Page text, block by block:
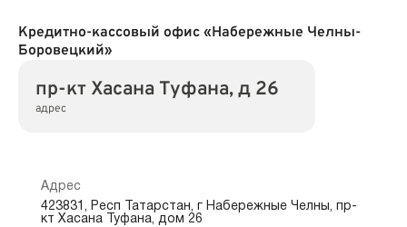
Кредитно-кассовый офис «Набережные Челны-
Боровецкий»
пр-кт Хасана Туфана, д 26
адрес
Адрес
423831, Респ Татарстан, г Набережные Челны, пр-
кт Хасана Туфана, дом 26